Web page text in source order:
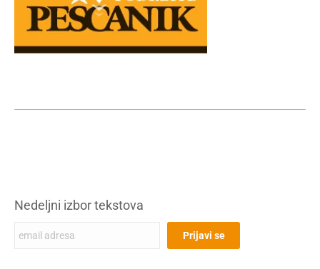
Nedeljni izbor tekstova